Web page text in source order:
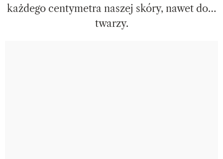
każdego centymetra naszej skóry, nawet do…
twarzy.